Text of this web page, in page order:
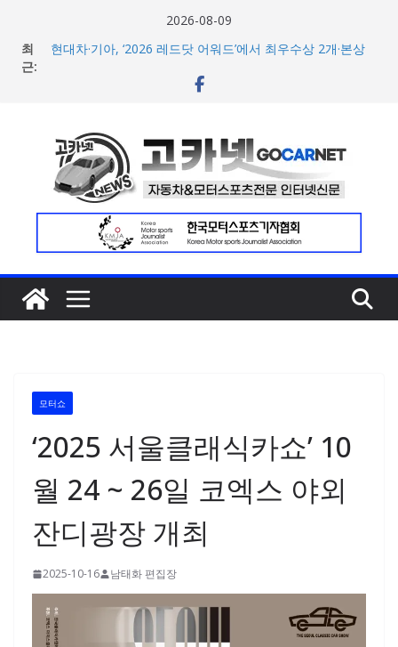
2026-08-09
최
근:
며 본격 대회 준비 돌입
벤틀리, 첫 순수 전기 어반 럭셔리 SUV 토르칼 탑재될 ‘큐레
이션 엔진’ 공개
벤틀리서울, 광주 신세계백화점에서 호남지역 최초 브랜드
팝업 오픈
모터쇼
‘2025 서울클래식카쇼’ 10
월 24 ~ 26일 코엑스 야외
잔디광장 개최
2025-10-16 남태화 편집장